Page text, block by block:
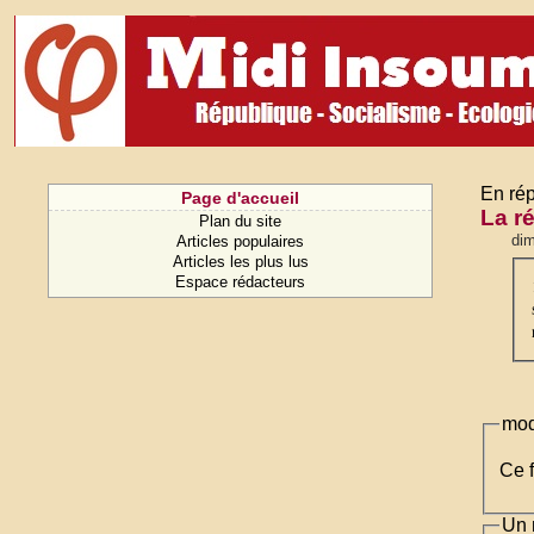
Page d'accueil
Plan du site
Articles populaires
Articles les plus lus
Espace rédacteurs
En
La
Ce
Un